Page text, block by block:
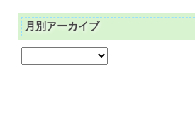
月別アーカイブ